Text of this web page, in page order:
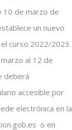
10 de marzo de
un nuevo
curso 2022/2023.
al 12 de
deberá
accesible por
electrónica en la
o en